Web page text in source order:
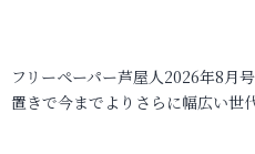
フリーペーパー芦屋人2026年8月
置きで今までよりさらに幅広い世